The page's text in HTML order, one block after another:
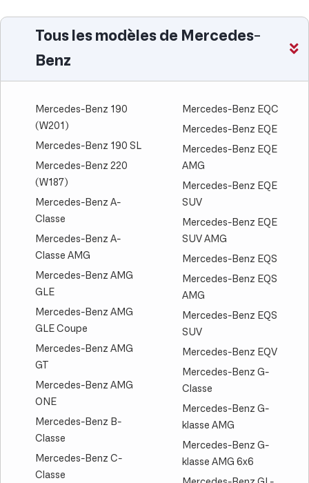
Tous les modèles de Mercedes-
Benz
Mercedes-Benz 190
(W201)
Mercedes-Benz 190 SL
Mercedes-Benz 220
(W187)
Mercedes-Benz A-
Classe
Mercedes-Benz A-
Classe AMG
Mercedes-Benz AMG
GLE
Mercedes-Benz AMG
GLE Coupe
Mercedes-Benz AMG
GT
Mercedes-Benz AMG
ONE
Mercedes-Benz B-
Classe
Mercedes-Benz C-
Classe
Mercedes-Benz EQC
Mercedes-Benz EQE
Mercedes-Benz EQE
AMG
Mercedes-Benz EQE
SUV
Mercedes-Benz EQE
SUV AMG
Mercedes-Benz EQS
Mercedes-Benz EQS
AMG
Mercedes-Benz EQS
SUV
Mercedes-Benz EQV
Mercedes-Benz G-
Classe
Mercedes-Benz G-
klasse AMG
Mercedes-Benz G-
klasse AMG 6x6